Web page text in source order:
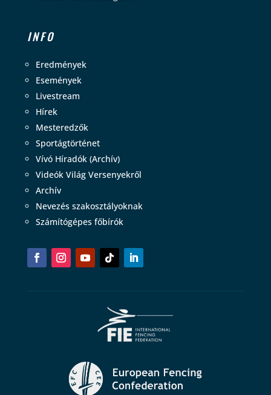
INFO
Eredmények
Események
Livestream
Hírek
Mesteredzők
Sportágtörténet
Vívó Híradók (Archív)
Videók Világ Versenyekről
Archív
Nevezés szakosztályoknak
Számítógépes főbírók